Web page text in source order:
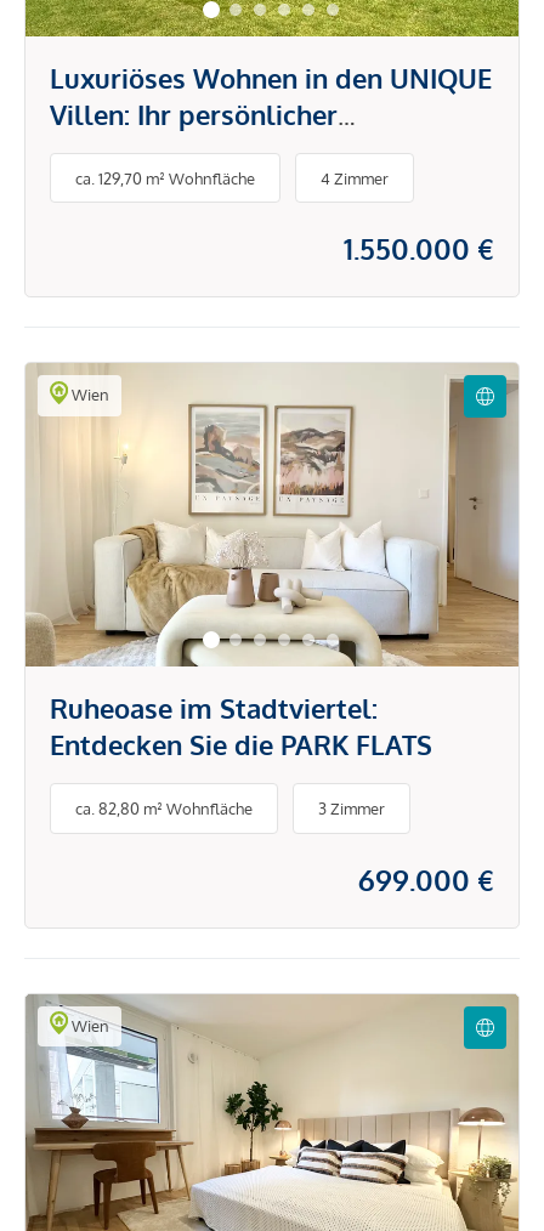
Luxuriöses Wohnen in den UNIQUE
Villen: Ihr persönlicher
Rückzugsort im Grünen
ca. 129,70 m² Wohnfläche 4 Zimmer
1.550.000 €
Wien
Ruheoase im Stadtviertel:
Entdecken Sie die PARK FLATS
ca. 82,80 m² Wohnfläche 3 Zimmer
699.000 €
Wien